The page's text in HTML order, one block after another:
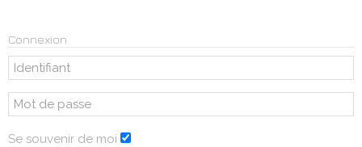
Connexion
Se souvenir de moi